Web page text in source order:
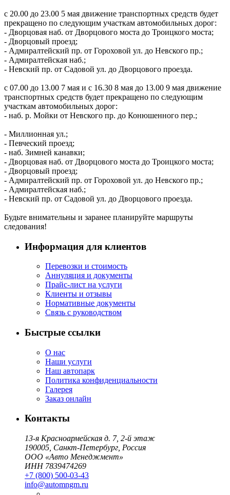
с 20.00 до 23.00 5 мая движение транспортных средств будет
прекращено по следующим участкам автомобильных дорог:
- Дворцовая наб. от Дворцового моста до Троицкого моста;
- Дворцовый проезд;
- Адмиралтейский пр. от Гороховой ул. до Невского пр.;
- Адмиралтейская наб.;
- Невский пр. от Садовой ул. до Дворцового проезда.
с 07.00 до 13.00 7 мая и с 16.30 8 мая до 13.00 9 мая движение
транспортных средств будет прекращено по следующим
участкам автомобильных дорог:
- наб. р. Мойки от Невского пр. до Конюшенного пер.;
- Миллионная ул.;
- Певческий проезд;
- наб. Зимней канавки;
- Дворцовая наб. от Дворцового моста до Троицкого моста;
- Дворцовый проезд;
- Адмиралтейский пр. от Гороховой ул. до Невского пр.;
- Адмиралтейская наб.;
- Невский пр. от Садовой ул. до Дворцового проезда.
Будьте внимательны и заранее планируйте маршруты
следования!
Информация для клиентов
Перевозки и стоимость
Аннуляция и документы
Прайс-лист на услуги
Клиенты и отзывы
Нормативные документы
Связь с руководством
Быстрые ссылки
О нас
Наши услуги
Наш автопарк
Политика конфиденциальности
Галерея
Заказ онлайн
Контакты
13-я Красноармейская д. 7, 2-й этаж
190005, Санкт-Петербург, Россия
ООО «Авто Менеджмент»
ИНН 7839474269
+7 (800) 500-03-43
info@automngm.ru